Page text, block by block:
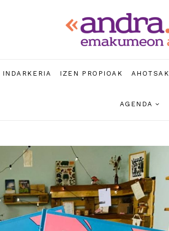
INDARKERIA IZEN PROPIOAK AHOTSAK
AGENDA